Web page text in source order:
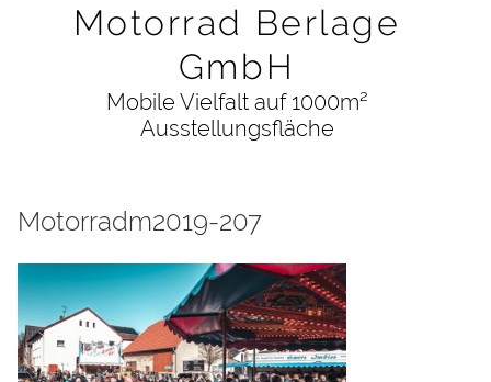
Motorrad Berlage
GmbH
Mobile Vielfalt auf 1000m²
Ausstellungsfläche
Motorradm2019-207